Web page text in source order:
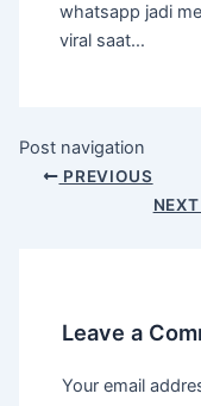
whatsapp jadi
viral saat…
Post navigation
PREVIOUS
NEXT
Leave a
Your email